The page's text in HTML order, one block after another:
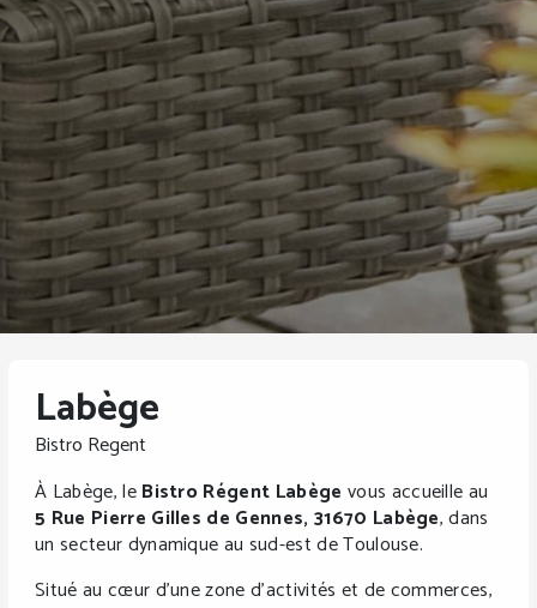
Labège
Bistro Regent
À Labège, leBistro Régent Labège vous accueille au
5 Rue Pierre Gilles de Gennes, 31670 Labège, dans
un secteur dynamique au sud-est de Toulouse.
Situé au cœur d’une zone d’activités et de commerces,